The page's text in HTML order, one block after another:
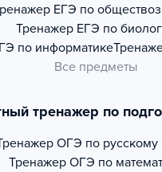
ЕГЭ по
Тренажер ЕГЭ по
по информатике
Все предметы
тренажер по
ОГЭ по русскому
Тренажер ОГЭ по